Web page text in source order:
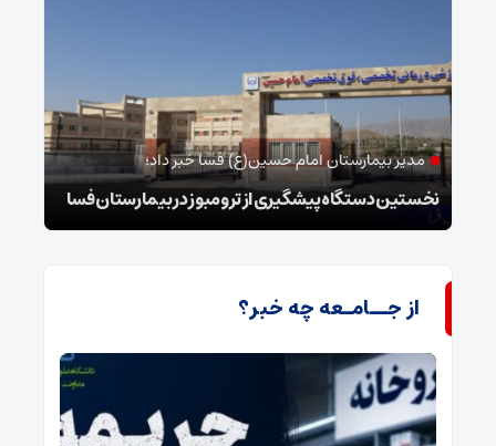
مدیر بیمارستان امام حسین(ع) فسا خبر داد؛
نخستین دستگاه پیشگیری از ترومبوز در بیمارستان فسا
از جــامـعه چه خبر؟